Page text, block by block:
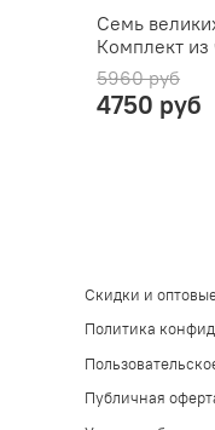
Семь
Комплект из
5960 руб
4750 руб
Скидки и
Политика
Публичная